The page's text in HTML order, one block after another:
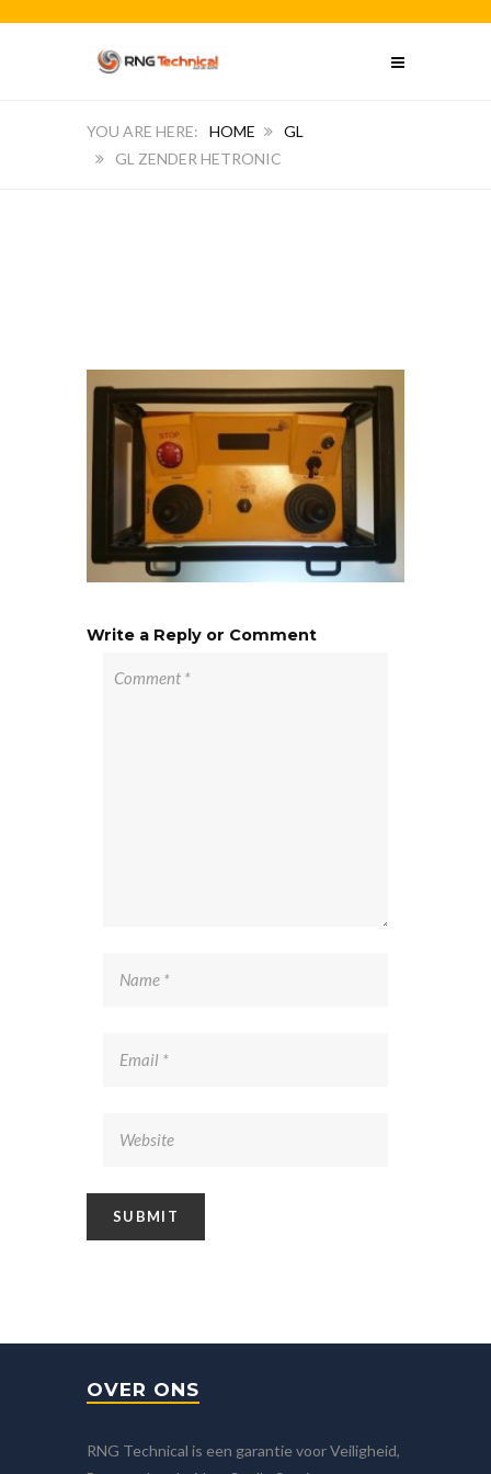
HOME
GL
GL ZENDER HETRONIC
Write a Reply or Comment
OVER ONS
RNG Technical is een garantie voor Veiligheid,